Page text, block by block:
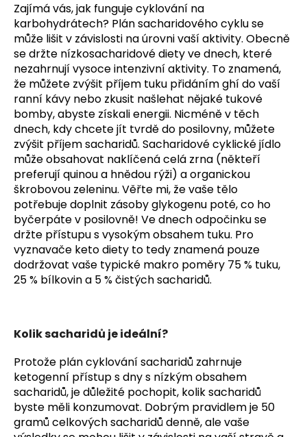
Zajímá vás, jak funguje cyklování na
karbohydrátech? Plán sacharidového cyklu se
může lišit v závislosti na úrovni vaší aktivity. Obecně
se držte nízkosacharidové diety ve dnech, které
nezahrnují vysoce intenzivní aktivity. To znamená,
že můžete zvýšit příjem tuku přidáním ghí do vaší
ranní kávy nebo zkusit našlehat nějaké tukové
bomby, abyste získali energii. Nicméně v těch
dnech, kdy chcete jít tvrdě do posilovny, můžete
zvýšit příjem sacharidů. Sacharidové cyklické jídlo
může obsahovat naklíčená celá zrna (někteří
preferují quinou a hnědou rýži) a organickou
škrobovou zeleninu. Věřte mi, že vaše tělo
potřebuje doplnit zásoby glykogenu poté, co ho
byčerpáte v posilovně! Ve dnech odpočinku se
držte přístupu s vysokým obsahem tuku. Pro
vyznavače keto diety to tedy znamená pouze
dodržovat vaše typické makro poměry 75 % tuku,
25 % bílkovin a 5 % čistých sacharidů.
Kolik sacharidů je ideální?
Protože plán cyklování sacharidů zahrnuje
ketogenní přístup s dny s nízkým obsahem
sacharidů, je důležité pochopit, kolik sacharidů
byste měli konzumovat. Dobrým pravidlem je 50
gramů celkových sacharidů denně, ale vaše